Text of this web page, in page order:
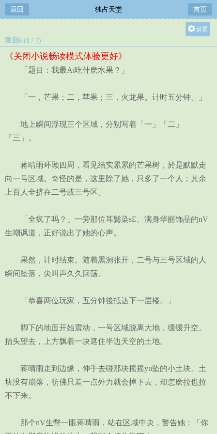
返回 独占天堂 首页
设置
重启6 (1 / 7)
《关闭小说畅读模式体验更好》
「题目：我最Ai吃什麽水果？」
「一，芒果；二，苹果；三，火龙果。计时五分钟。」
地上瞬间浮现三个区域，分别写着「一」「二」
「三」。
蒋晴雨环顾四周，看见结实累累的芒果树，於是默默走
向一号区域。奇怪的是，这里除了她，只多了一个人；其余
上百人全挤在二号或三号区。
「全疯了吗？」一旁那位耳鬓染sE、满身华丽饰品的nV
生嘲讽道，正好说出了她的心声。
果然，计时结束。随着黑洞张开，二号与三号区域的人
瞬间坠落，尖叫声久久回荡。
「恭喜两位玩家，五分钟後抵达下一层楼。」
脚下的地面开始震动，一号区域脱离大地，缓缓升空。
抬头望去，上方飘着一块遮住半边天空的土地。
蒋晴雨走到边缘，伸手去碰那块摇摇yu坠的小土块。土
块没有崩落，彷佛只差一点外力就会掉下去，却怎麽拉也拉
不下来。
那个nV生瞥一眼蒋晴雨，站在区域中央，警告她：「你